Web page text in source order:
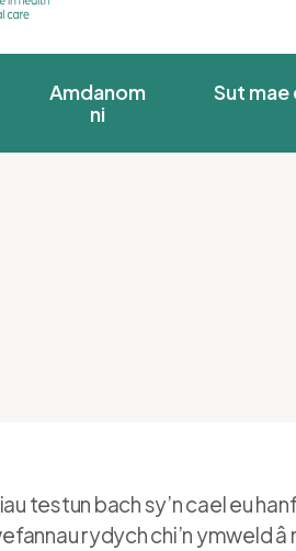
Amdanom
ni
Sut
testun bach sy’n cael eu
rydych chi’n ymweld â